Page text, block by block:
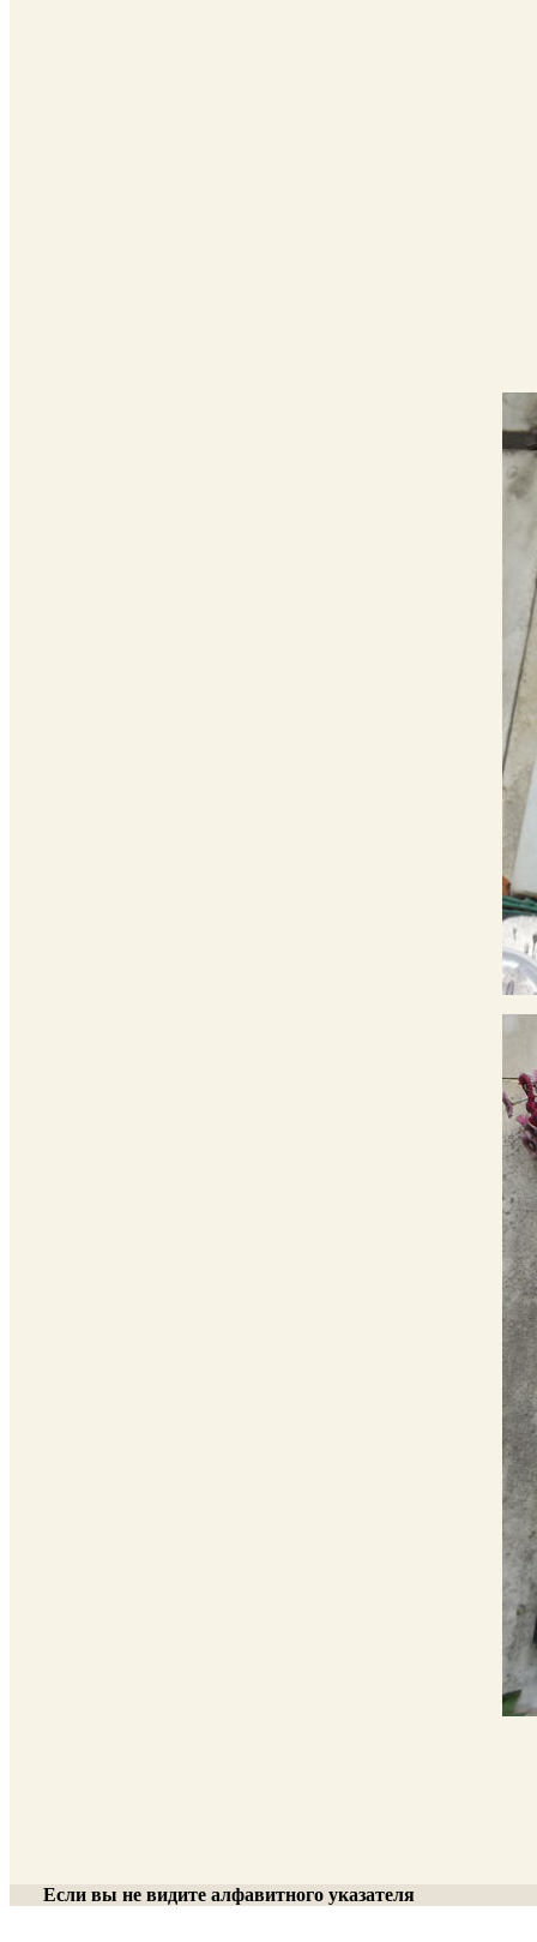
Если вы не видите алфавитного указателя